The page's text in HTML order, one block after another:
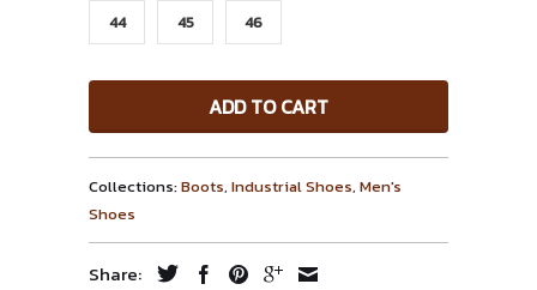
44 45 46
ADD TO CART
Collections:Boots, Industrial Shoes, Men's
Shoes
Share: